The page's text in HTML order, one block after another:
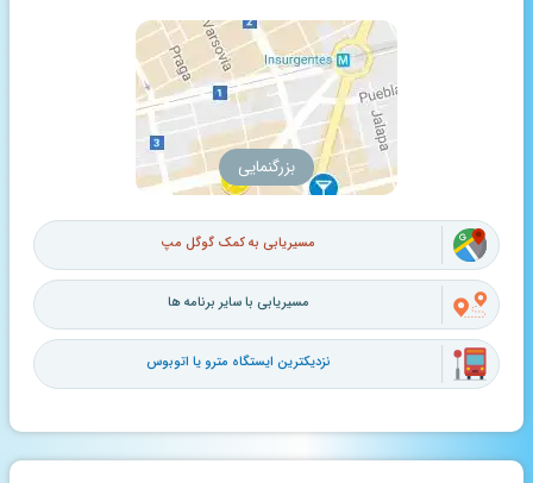
بزرگنمایی
مسیریابی به کمک گوگل مپ
مسیریابی با سایر برنامه ها
نزدیکترین ایستگاه مترو یا اتوبوس